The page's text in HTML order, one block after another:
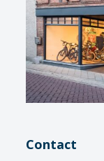
Contact